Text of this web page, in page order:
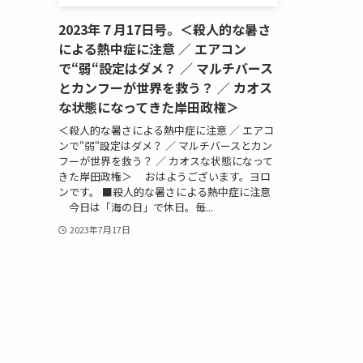
2023年７月17日号。＜殺人的な暑さ
による熱中症に注意 ／ エアコン
で“弱“設定はダメ？ ／ マルチバース
とカンフーが世界を救う？ ／ カオス
な状態になってきた岸田政権＞
＜殺人的な暑さによる熱中症に注意 ／ エアコ
ンで“弱“設定はダメ？ ／ マルチバースとカン
フーが世界を救う？ ／ カオスな状態になって
きた岸田政権＞ おはようございます。ヨロ
ンです。 ■殺人的な暑さによる熱中症に注意
今日は「海の日」で休日。毎...
2023年7月17日